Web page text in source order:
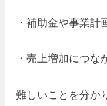
・補助金や事業計
・売上増加につな
難しいことを分か